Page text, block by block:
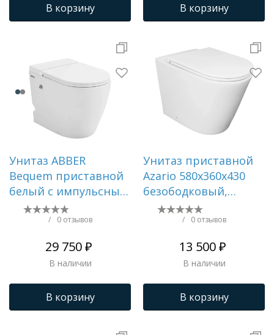
В корзину В корзину
Унитаз ABBER
Bequem приставной
белый с импульсным
смывом AC1115P
/ 0 отзывов
29 750 ₽
В наличии
В корзину
Унитаз приставной
Azario 580х360х430
безободковый,
быстросъемное
сиденье микролифт,
Tornado () AZ-1003D-
/ 0 отзывов
13 500 ₽
В наличии
В корзину